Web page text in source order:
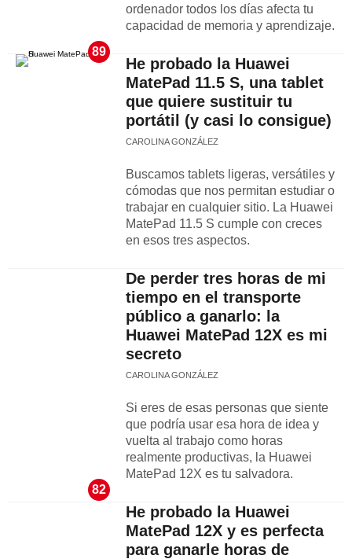
ordenador todos los días afecta tu
capacidad de memoria y aprendizaje.
89
He probado la Huawei
MatePad 11.5 S, una tablet
que quiere sustituir tu
portátil (y casi lo consigue)
CAROLINA GONZÁLEZ
Buscamos tablets ligeras, versátiles y
cómodas que nos permitan estudiar o
trabajar en cualquier sitio. La Huawei
MatePad 11.5 S cumple con creces
en esos tres aspectos.
De perder tres horas de mi
tiempo en el transporte
público a ganarlo: la
Huawei MatePad 12X es mi
secreto
CAROLINA GONZÁLEZ
Si eres de esas personas que siente
que podría usar esa hora de idea y
vuelta al trabajo como horas
realmente productivas, la Huawei
MatePad 12X es tu salvadora.
82
He probado la Huawei
MatePad 12X y es perfecta
para ganarle horas de